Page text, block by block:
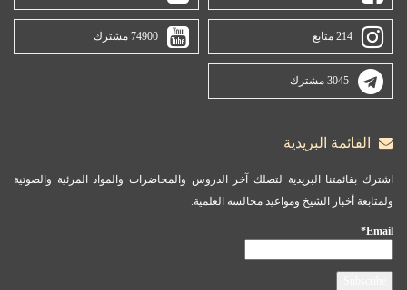
214 متابع 74900 مشترك
3045 مشترك
القائمة البريدية
اشترك بقائمتنا البريدية لتصلك آخر الدروس والمحاضرات والمواد المرئية والصوتية
ولمتابعة أخبار الشيخ ومواعيد مجالسه العلمية.
Email*